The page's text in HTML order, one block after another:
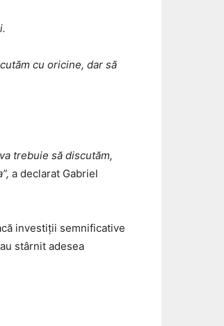
cu oricine, dar să
trebuie să discutăm,
a declarat Gabriel
investiții semnificative
stârnit adesea